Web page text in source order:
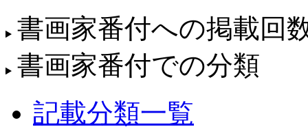
書画家番付への掲載回
書画家番付での分類
記載分類一覧